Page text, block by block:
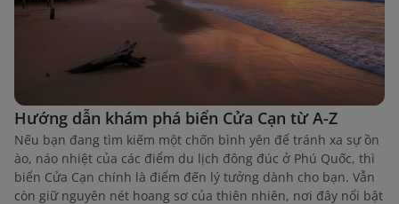
Hướng dẫn khám phá biển Cửa Cạn từ A-Z
Nếu bạn đang tìm kiếm một chốn bình yên để tránh xa sự ồn
ào, náo nhiệt của các điểm du lịch đông đúc ở Phú Quốc, thì
biển Cửa Cạn chính là điểm đến lý tưởng dành cho bạn. Vẫn
còn giữ nguyên nét hoang sơ của thiên nhiên, nơi đây nổi bật